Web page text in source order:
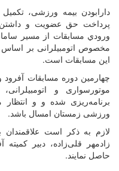
دارابودن ﺑﯿﻤﻪ ﻭﺭﺯﺷﯽ،
ﭘﺮﺩﺍﺧﺖ ﺣﻖ ﻋﻀﻮﯾﺖ ﻭ ﺩﺍﺷﺘﻦ
ﻭﺭﻭﺩﻱ ﻣﺴﺎﺑﻘﺎﺕ ﺍﺯ ﻣﺴﯿﺮ
ﻣﺨﺼﻮﺹ ﺍﺗﻮﻣﺒﯿﻠﺮﺍﻧﯽ ﺑﺮ
این مسابقات است.
چهارمین دوره مسابقات
موتورسواری و
برنامه‌ریزی شده و و انتظار
ورزشی زمستان امسال باشد.
لازم به ذکر است علاقمندان
ﺣﺎﺻﻞ نمایند.